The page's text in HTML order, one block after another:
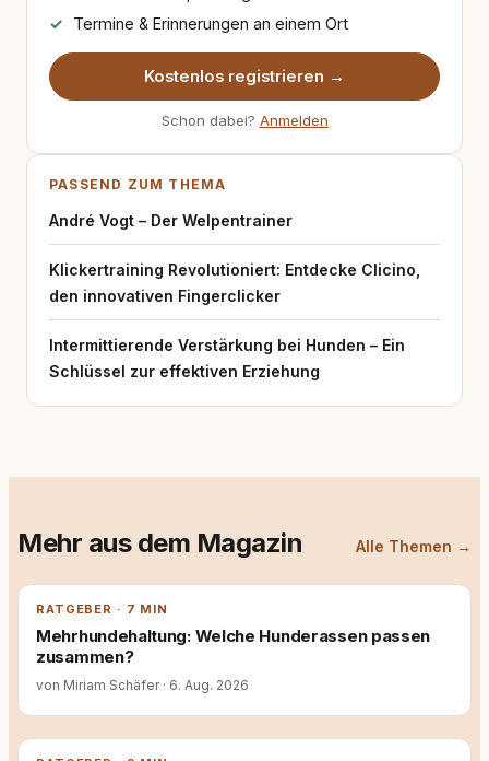
Termine & Erinnerungen an einem Ort
Kostenlos registrieren →
Schon dabei? Anmelden
PASSEND ZUM THEMA
André Vogt – Der Welpentrainer
Klickertraining Revolutioniert: Entdecke Clicino,
den innovativen Fingerclicker
Intermittierende Verstärkung bei Hunden – Ein
Schlüssel zur effektiven Erziehung
Mehr aus dem Magazin Alle Themen →
RATGEBER · 7 MIN
Mehrhundehaltung: Welche Hunderassen passen
zusammen?
von Miriam Schäfer · 6. Aug. 2026